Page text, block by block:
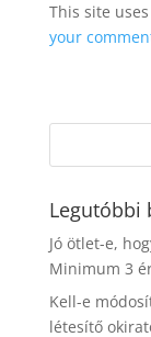
This site
your
Legutóbbi
Jó ötlet-e,
Minimum 3
Kell-e
létesítő